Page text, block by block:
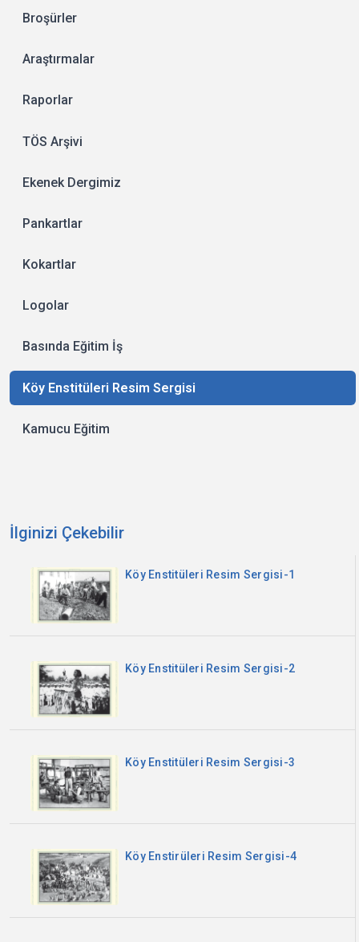
Broşürler
Araştırmalar
Raporlar
TÖS Arşivi
Ekenek Dergimiz
Pankartlar
Kokartlar
Logolar
Basında Eğitim İş
Köy Enstitüleri Resim Sergisi
Kamucu Eğitim
İlginizi Çekebilir
Köy Enstitüleri Resim Sergisi-1
Köy Enstitüleri Resim Sergisi-2
Köy Enstitüleri Resim Sergisi-3
Köy Enstirüleri Resim Sergisi-4